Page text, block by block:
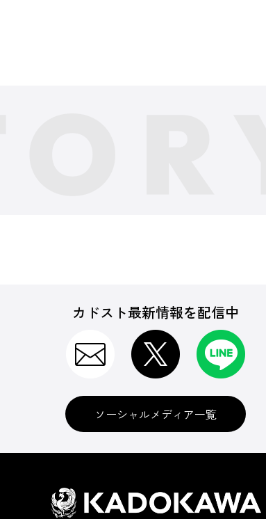
カドスト最新情報を配信中
ソーシャルメディア一覧